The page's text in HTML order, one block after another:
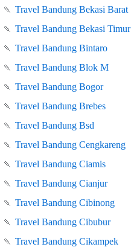
🍡 Travel Bandung Bekasi Barat
🍡 Travel Bandung Bekasi Timur
🍡 Travel Bandung Bintaro
🍡 Travel Bandung Blok M
🍡 Travel Bandung Bogor
🍡 Travel Bandung Brebes
🍡 Travel Bandung Bsd
🍡 Travel Bandung Cengkareng
🍡 Travel Bandung Ciamis
🍡 Travel Bandung Cianjur
🍡 Travel Bandung Cibinong
🍡 Travel Bandung Cibubur
🍡 Travel Bandung Cikampek